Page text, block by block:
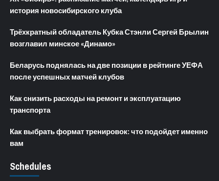
история новосибирского клуба
Трёхкратный обладатель Кубка Стэнли Сергей Брылин
возглавил минское «Динамо»
Беларусь поднялась на две позиции в рейтинге УЕФА
после успешных матчей клубов
Как снизить расходы на ремонт и эксплуатацию
транспорта
Как выбрать формат тренировок: что подойдет именно
вам
Schedules